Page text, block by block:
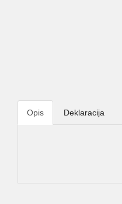
Opis Deklaracija